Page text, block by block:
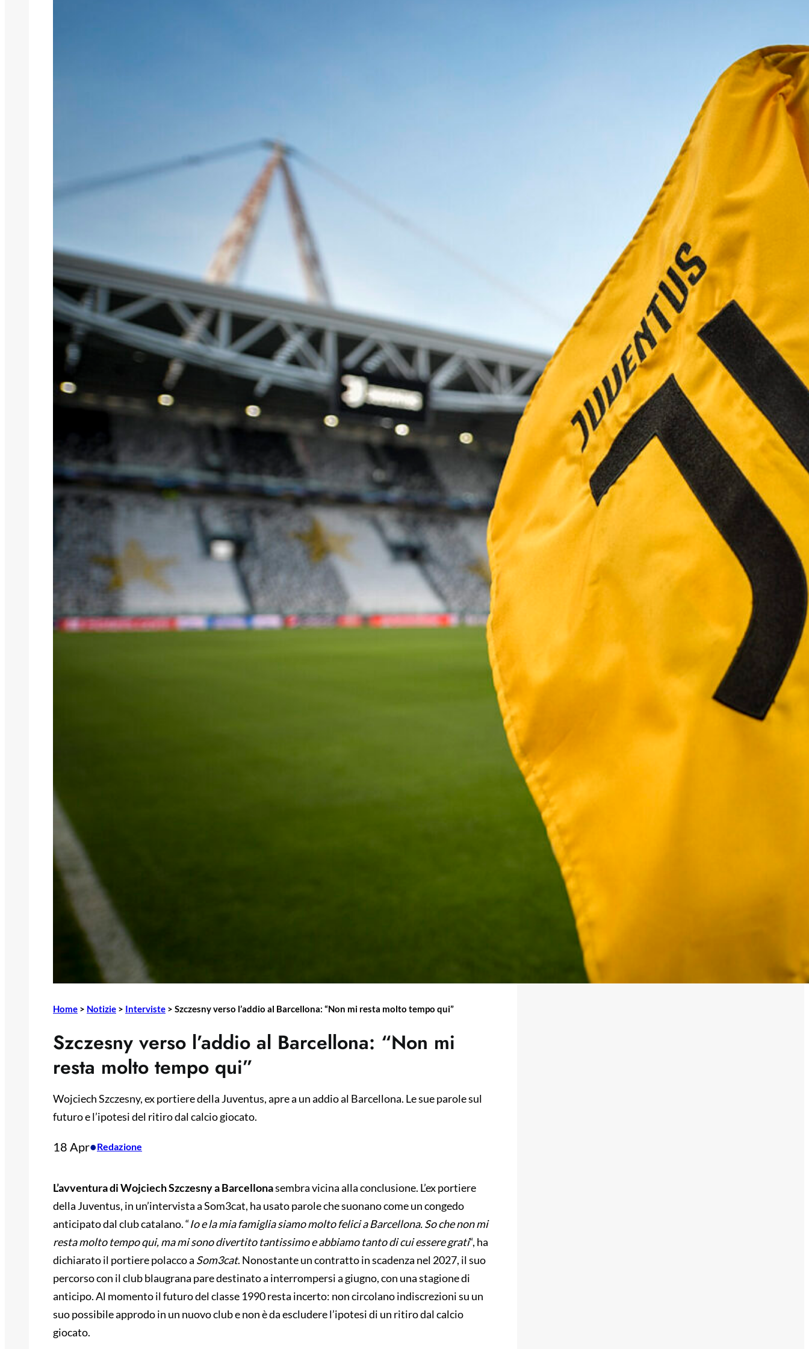
Home > Notizie > Interviste > Szczesny verso l’addio al Barcellona: “Non mi resta molto tempo qui”
Szczesny verso l’addio al Barcellona: “Non mi
resta molto tempo qui”
Wojciech Szczesny, ex portiere della Juventus, apre a un addio al Barcellona. Le sue parole sul
futuro e l’ipotesi del ritiro dal calcio giocato.
18 Apr•Redazione
L’avventura di Wojciech Szczesnya Barcellonasembra vicina alla conclusione. L’ex portiere
della Juventus, in un’intervista a Som3cat, ha usato parole che suonano come un congedo
anticipato dal club catalano. “Io e la mia famiglia siamo molto felici a Barcellona. So che non mi
resta molto tempo qui, ma mi sono divertito tantissimo e abbiamo tanto di cui essere grati“, ha
dichiarato il portiere polacco a Som3cat. Nonostante un contratto in scadenza nel 2027, il suo
percorso con il club blaugrana pare destinato a interrompersi a giugno, con una stagione di
anticipo. Al momento il futuro del classe 1990 resta incerto: non circolano indiscrezioni su un
suo possibile approdo in un nuovo club e non è da escludere l’ipotesi di un ritiro dal calcio
giocato.
Di Gregorio in uscita dalla Juventus:
due club europei sondano il portiere
Miretti verso la Lazio, Gattuso
insiste per il prestito con diritto di